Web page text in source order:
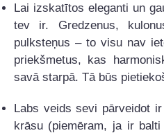
Lai izskatītos eleganti un
tev ir. Gredzenus,
pulksteņus – to visu nav
priekšmetus, kas
savā starpā. Tā būs
Labs veids sevi pārveidot
krāsu (piemēram, ja ir